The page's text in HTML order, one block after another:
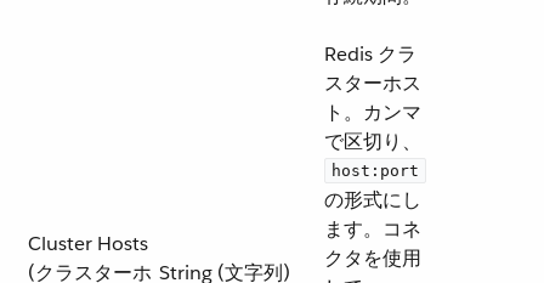
Cluster Hosts
(クラスターホ String (文字列)
Redis クラ
スターホス
ト。カンマ
で区切り、​
host:port
の形式にし
ます。コネ
クタを使用